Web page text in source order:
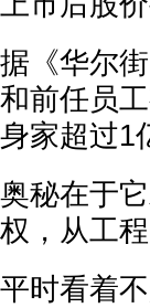
据《华尔
和前任员
身家超过1
奥秘在于
权，从工
平时看着